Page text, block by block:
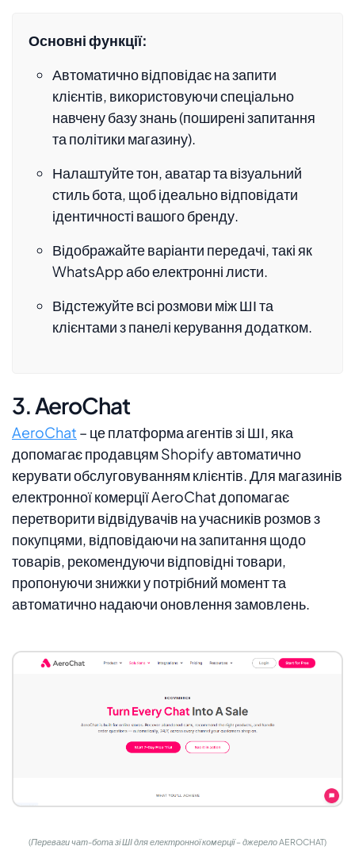
Основні функції:
Автоматично відповідає на запити
клієнтів, використовуючи спеціально
навчену базу знань (поширені запитання
та політики магазину).
Налаштуйте тон, аватар та візуальний
стиль бота, щоб ідеально відповідати
ідентичності вашого бренду.
Відображайте варіанти передачі, такі як
WhatsApp або електронні листи.
Відстежуйте всі розмови між ШІ та
клієнтами з панелі керування додатком.
3. AeroChat
AeroChat – це платформа агентів зі ШІ, яка
допомагає продавцям Shopify автоматично
керувати обслуговуванням клієнтів. Для магазинів
електронної комерції AeroChat допомагає
перетворити відвідувачів на учасників розмов з
покупцями, відповідаючи на запитання щодо
товарів, рекомендуючи відповідні товари,
пропонуючи знижки у потрібний момент та
автоматично надаючи оновлення замовлень.
(Переваги чат-бота зі ШІ для електронної комерції – джерело AEROCHAT)